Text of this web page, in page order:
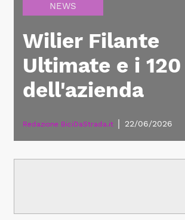
NEWS
Wilier Filante
Ultimate e i
dell'azienda
Redazione BiciDaStrada.it 22/06/2026